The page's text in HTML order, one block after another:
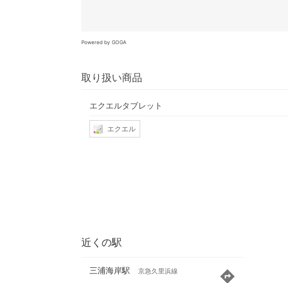
Powered by GOGA
取り扱い商品
エクエルタブレット
エクエル
近くの駅
三浦海岸駅 京急久里浜線